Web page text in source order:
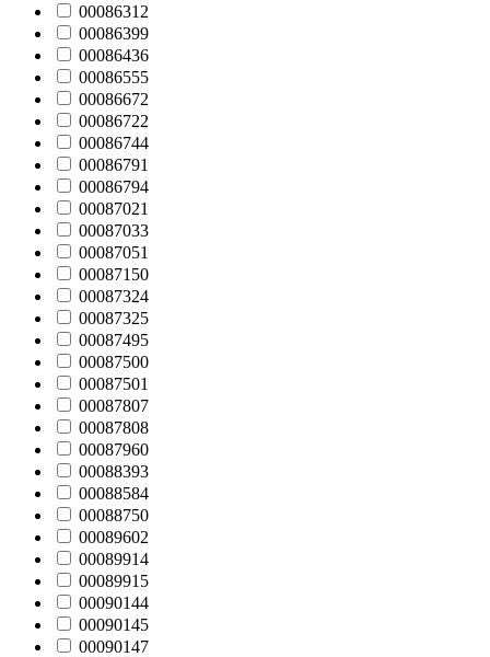
00086312
00086399
00086436
00086555
00086672
00086722
00086744
00086791
00086794
00087021
00087033
00087051
00087150
00087324
00087325
00087495
00087500
00087501
00087807
00087808
00087960
00088393
00088584
00088750
00089602
00089914
00089915
00090144
00090145
00090147